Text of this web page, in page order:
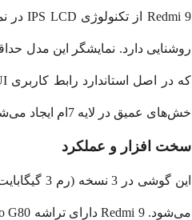
روشنایی دارد. نمایشگر این مدل
خش‌های عمیق در لایه 7ام ایجاد می‌شوند، بنابراین نگران ایجاد خط و خش روی آن نباشید.
سخت افزار و عملکرد